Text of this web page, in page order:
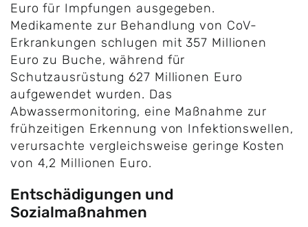
Euro für Impfungen ausgegeben.
Medikamente zur Behandlung von CoV-
Erkrankungen schlugen mit 357 Millionen
Euro zu Buche, während für
Schutzausrüstung 627 Millionen Euro
aufgewendet wurden. Das
Abwassermonitoring, eine Maßnahme zur
frühzeitigen Erkennung von Infektionswellen,
verursachte vergleichsweise geringe Kosten
von 4,2 Millionen Euro.
Entschädigungen und
Sozialmaßnahmen